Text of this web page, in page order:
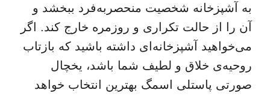
به آشپزخانه شخصیت منحصربه‌فرد ببخشد و
آن را از حالت تکراری و روزمره خارج کند. اگر
می‌خواهید آشپزخانه‌ای داشته باشید که بازتاب
روحیه‌ی خلاق و لطیف شما باشد، یخچال
صورتی پاستلی اسمگ بهترین انتخاب خواهد